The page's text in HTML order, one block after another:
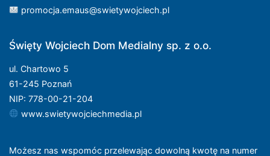
promocja.emaus@swietywojciech.pl
Święty Wojciech Dom Medialny sp. z o.o.
ul. Chartowo 5
61-245 Poznań
NIP: 778-00-21-204
www.swietywojciechmedia.pl
Możesz nas wspomóc przelewając dowolną kwotę na numer